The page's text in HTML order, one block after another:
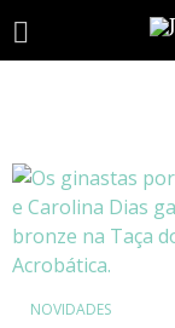
NOVIDADES